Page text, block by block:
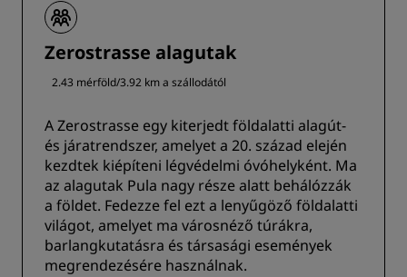
Zerostrasse alagutak
2.43 mérföld/3.92 km a szállodától
A Zerostrasse egy kiterjedt földalatti alagút-
és járatrendszer, amelyet a 20. század elején
kezdtek kiépíteni légvédelmi óvóhelyként. Ma
az alagutak Pula nagy része alatt behálózzák
a földet. Fedezze fel ezt a lenyűgöző földalatti
világot, amelyet ma városnéző túrákra,
barlangkutatásra és társasági események
megrendezésére használnak.